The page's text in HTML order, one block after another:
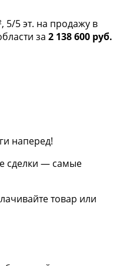
5/5 эт. на продажу в
за 2 138 600 руб.
наперед!
сделки — самые
товар или